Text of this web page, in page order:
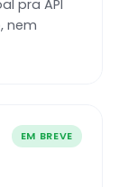
pra API
nem
EM BREVE